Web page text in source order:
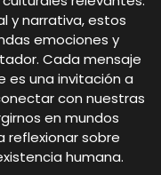
y narrativa, estos
emociones y
Cada mensaje
es una invitación a
con nuestras
en mundos
reflexionar sobre
humana.